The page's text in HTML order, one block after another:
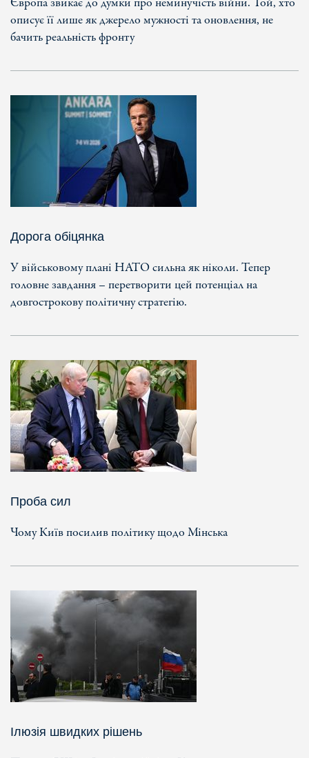
описує її лише як джерело мужності та оновлення, не
бачить реальність фронту
Дорога обіцянка
У військовому плані НАТО сильна як ніколи. Тепер
головне завдання – перетворити цей потенціал на
довгострокову політичну стратегію.
Проба сил
Чому Київ посилив політику щодо Мінська
Ілюзія швидких рішень